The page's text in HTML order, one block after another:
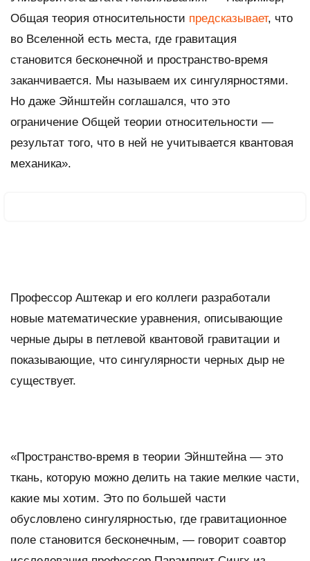
Общая теория относительности предсказывает, что
во Вселенной есть места, где гравитация
становится бесконечной и пространство-время
заканчивается. Мы называем их сингулярностями.
Но даже Эйнштейн соглашался, что это
ограничение Общей теории относительности —
результат того, что в ней не учитывается квантовая
механика».
Профессор Аштекар и его коллеги разработали
новые математические уравнения, описывающие
черные дыры в петлевой квантовой гравитации и
показывающие, что сингулярности черных дыр не
существует.
«Пространство-время в теории Эйнштейна — это
ткань, которую можно делить на такие мелкие части,
какие мы хотим. Это по большей части
обусловлено сингулярностью, где гравитационное
поле становится бесконечным, — говорит соавтор